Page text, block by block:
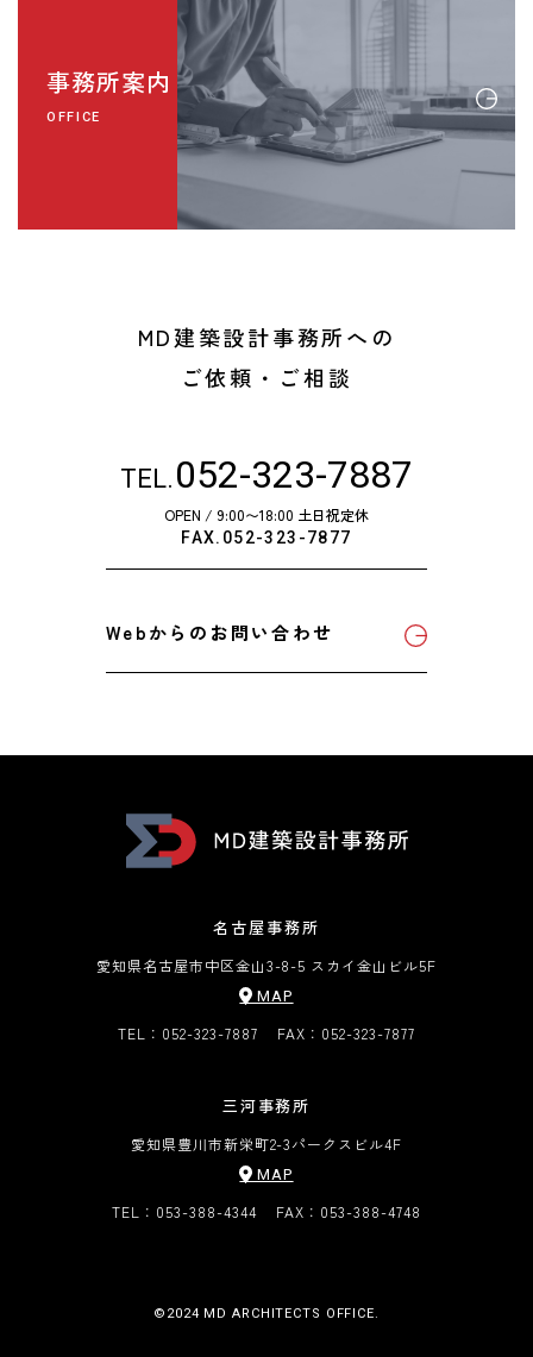
事務所案内
OFFICE
MD建築設計事務所への
ご依頼・ご相談
TEL. 052-323-7887
OPEN / 9:00〜18:00 土日祝定休
FAX.052-323-7877
Webからのお問い合わせ
名古屋事務所
愛知県名古屋市中区金山3-8-5 スカイ金山ビル5F
MAP
TEL：052-323-7887 FAX：052-323-7877
三河事務所
愛知県豊川市新栄町2-3パークスビル4F
MAP
TEL：053-388-4344 FAX：053-388-4748
©︎2024 MD ARCHITECTS OFFICE.